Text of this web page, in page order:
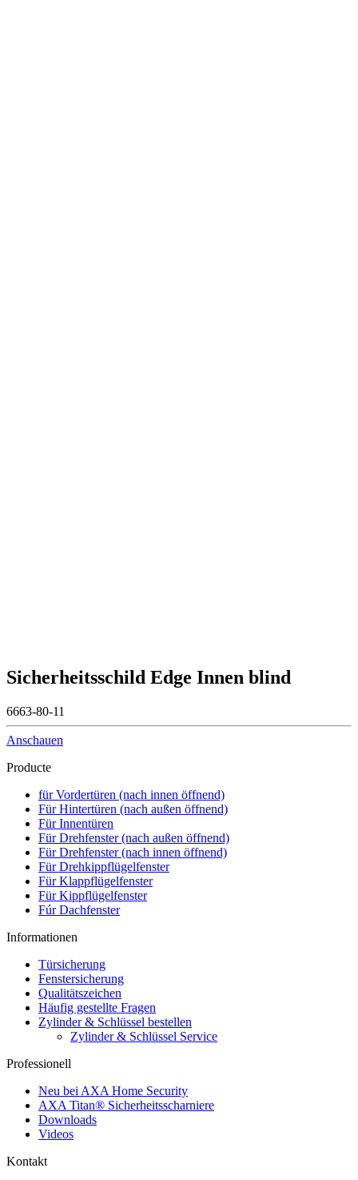
Sicherheitsschild Edge Innen blind
6663-80-11
Anschauen
Producte
für Vordertüren (nach innen öffnend)
Für Hintertüren (nach außen öffnend)
Für Innentüren
Für Drehfenster (nach außen öffnend)
Für Drehfenster (nach innen öffnend)
Für Drehkippflügelfenster
Für Klappflügelfenster
Für Kippflügelfenster
Fúr Dachfenster
Informationen
Türsicherung
Fenstersicherung
Qualitätszeichen
Häufig gestellte Fragen
Zylinder & Schlüssel bestellen
Zylinder & Schlüssel Service
Professionell
Neu bei AXA Home Security
AXA Titan® Sicherheitsscharniere
Downloads
Videos
Kontakt